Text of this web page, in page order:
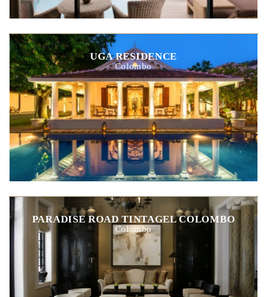
UGA RESIDENCE
Colombo
PARADISE ROAD TINTAGEL COLOMBO
Colombo